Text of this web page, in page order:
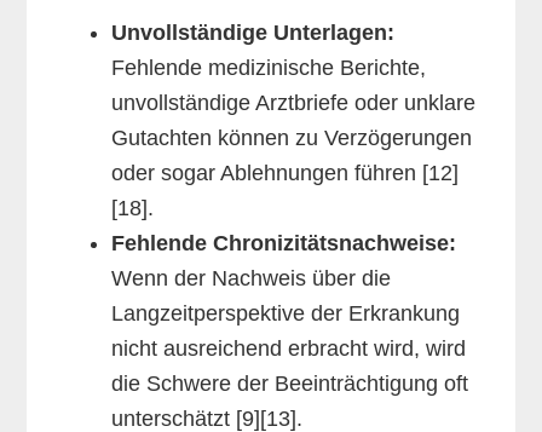
Unvollständige Unterlagen:
Fehlende medizinische Berichte,
unvollständige Arztbriefe oder unklare
Gutachten können zu Verzögerungen
oder sogar Ablehnungen führen [12]
[18].
Fehlende Chronizitätsnachweise:
Wenn der Nachweis über die
Langzeitperspektive der Erkrankung
nicht ausreichend erbracht wird, wird
die Schwere der Beeinträchtigung oft
unterschätzt [9][13].